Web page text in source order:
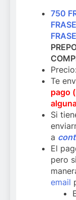
750
Te
pago
Si
a
El
pero
email